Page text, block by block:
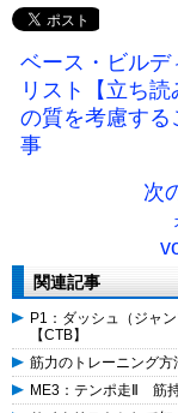
ベース・ビルデ
リスト【立ち
の質を考慮す
事
次
関連記事
P1：ダッシュ（ジャ
【CTB】
筋力のトレーニング
ME3：テンポ走Ⅱ 筋